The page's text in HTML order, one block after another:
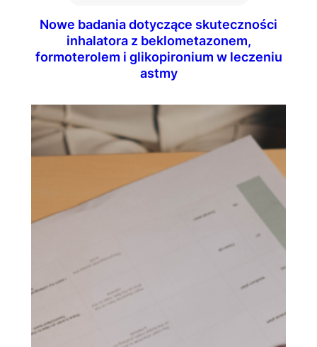
Nowe badania dotyczące skuteczności
inhalatora z beklometazonem,
formoterolem i glikopironium w leczeniu
astmy